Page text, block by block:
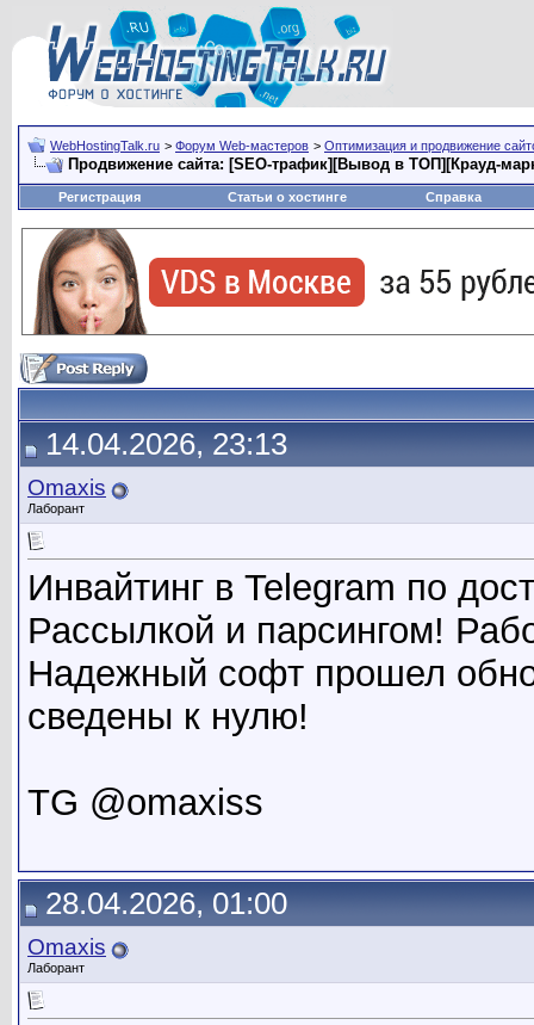
WebHostingTalk.ru > Форум Web-мастеров > Оптимизация и продвижение
Продвижение сайта: [SEO-трафик][Вывод в ТОП][Крауд-
Регистрация Статьи о хостинге Справка
14.04.2026, 23:13
Omaxis
Лаборант
Инвайтинг в Telegram по
Рассылкой и парсингом!
Надежный софт прошел
сведены к нулю!
TG @omaxiss
28.04.2026, 01:00
Omaxis
Лаборант